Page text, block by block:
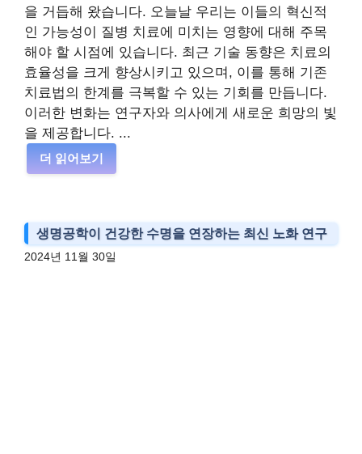
을 거듭해 왔습니다. 오늘날 우리는 이들의 혁신적
인 가능성이 질병 치료에 미치는 영향에 대해 주목
해야 할 시점에 있습니다. 최근 기술 동향은 치료의
효율성을 크게 향상시키고 있으며, 이를 통해 기존
치료법의 한계를 극복할 수 있는 기회를 만듭니다.
이러한 변화는 연구자와 의사에게 새로운 희망의 빛
을 제공합니다. ...
더 읽어보기
생명공학이 건강한 수명을 연장하는 최신 노화 연구
2024년 11월 30일